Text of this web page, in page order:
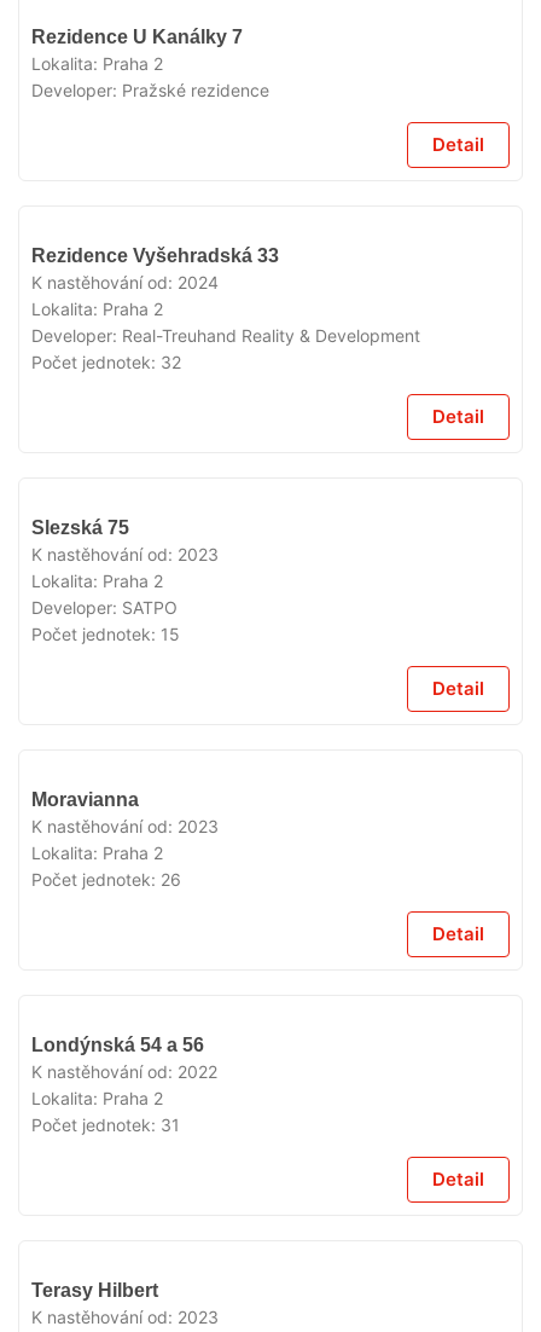
Rezidence U Kanálky 7
Lokalita: Praha 2
Developer: Pražské rezidence
Detail
Rezidence Vyšehradská 33
K nastěhování od: 2024
Lokalita: Praha 2
Developer: Real-Treuhand Reality & Development
Počet jednotek: 32
Detail
Slezská 75
K nastěhování od: 2023
Lokalita: Praha 2
Developer: SATPO
Počet jednotek: 15
Detail
Moravianna
K nastěhování od: 2023
Lokalita: Praha 2
Počet jednotek: 26
Detail
Londýnská 54 a 56
K nastěhování od: 2022
Lokalita: Praha 2
Počet jednotek: 31
Detail
Terasy Hilbert
K nastěhování od: 2023